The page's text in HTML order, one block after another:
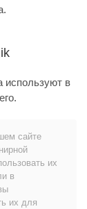
используют в
сайте
их
в
их для